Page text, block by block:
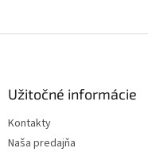
Užitočné informácie
Kontakty
Naša predajňa